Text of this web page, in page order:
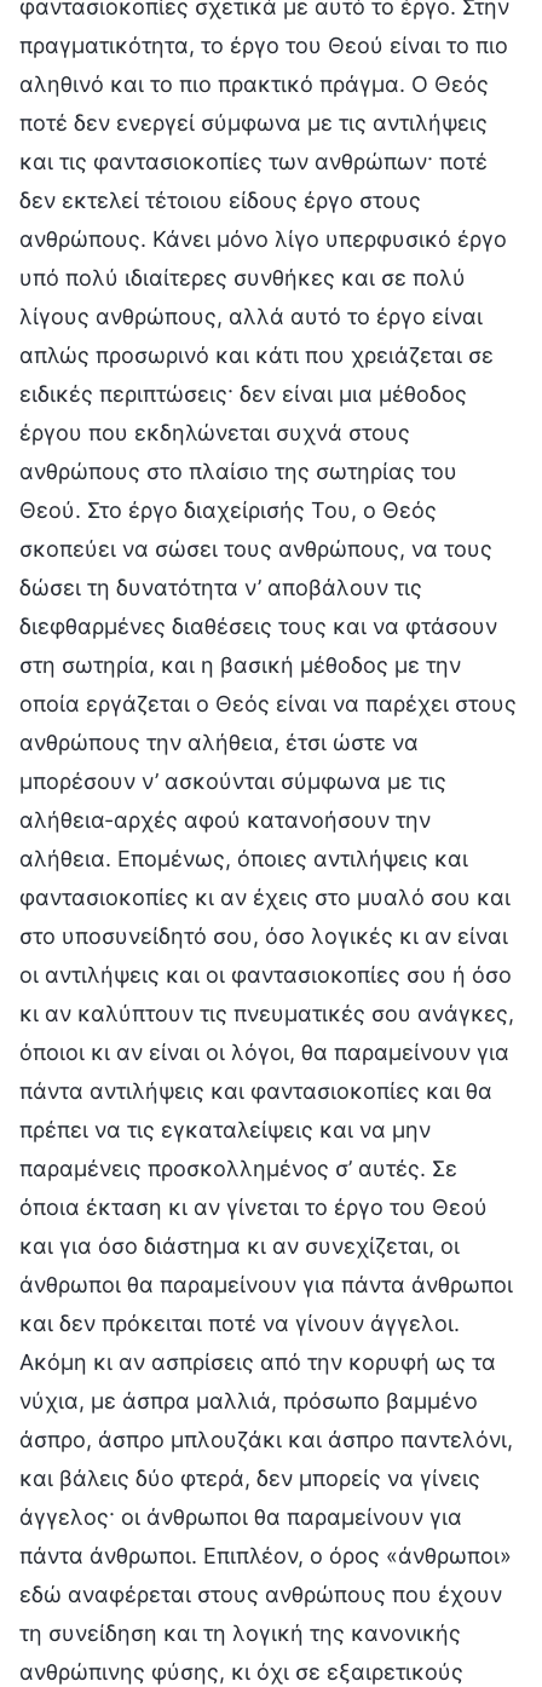
φαντασιοκοπίες σχετικά με αυτό το έργο. Στην
πραγματικότητα, το έργο του Θεού είναι το πιο
αληθινό και το πιο πρακτικό πράγμα. Ο Θεός
ποτέ δεν ενεργεί σύμφωνα με τις αντιλήψεις
και τις φαντασιοκοπίες των ανθρώπων· ποτέ
δεν εκτελεί τέτοιου είδους έργο στους
ανθρώπους. Κάνει μόνο λίγο υπερφυσικό έργο
υπό πολύ ιδιαίτερες συνθήκες και σε πολύ
λίγους ανθρώπους, αλλά αυτό το έργο είναι
απλώς προσωρινό και κάτι που χρειάζεται σε
ειδικές περιπτώσεις· δεν είναι μια μέθοδος
έργου που εκδηλώνεται συχνά στους
ανθρώπους στο πλαίσιο της σωτηρίας του
Θεού. Στο έργο διαχείρισής Του, ο Θεός
σκοπεύει να σώσει τους ανθρώπους, να τους
δώσει τη δυνατότητα ν’ αποβάλουν τις
διεφθαρμένες διαθέσεις τους και να φτάσουν
στη σωτηρία, και η βασική μέθοδος με την
οποία εργάζεται ο Θεός είναι να παρέχει στους
ανθρώπους την αλήθεια, έτσι ώστε να
μπορέσουν ν’ ασκούνται σύμφωνα με τις
αλήθεια-αρχές αφού κατανοήσουν την
αλήθεια. Επομένως, όποιες αντιλήψεις και
φαντασιοκοπίες κι αν έχεις στο μυαλό σου και
στο υποσυνείδητό σου, όσο λογικές κι αν είναι
οι αντιλήψεις και οι φαντασιοκοπίες σου ή όσο
κι αν καλύπτουν τις πνευματικές σου ανάγκες,
όποιοι κι αν είναι οι λόγοι, θα παραμείνουν για
πάντα αντιλήψεις και φαντασιοκοπίες και θα
πρέπει να τις εγκαταλείψεις και να μην
παραμένεις προσκολλημένος σ’ αυτές. Σε
όποια έκταση κι αν γίνεται το έργο του Θεού
και για όσο διάστημα κι αν συνεχίζεται, οι
άνθρωποι θα παραμείνουν για πάντα άνθρωποι
και δεν πρόκειται ποτέ να γίνουν άγγελοι.
Ακόμη κι αν ασπρίσεις από την κορυφή ως τα
νύχια, με άσπρα μαλλιά, πρόσωπο βαμμένο
άσπρο, άσπρο μπλουζάκι και άσπρο παντελόνι,
και βάλεις δύο φτερά, δεν μπορείς να γίνεις
άγγελος· οι άνθρωποι θα παραμείνουν για
πάντα άνθρωποι. Επιπλέον, ο όρος «άνθρωποι»
εδώ αναφέρεται στους ανθρώπους που έχουν
τη συνείδηση και τη λογική της κανονικής
ανθρώπινης φύσης, κι όχι σε εξαιρετικούς